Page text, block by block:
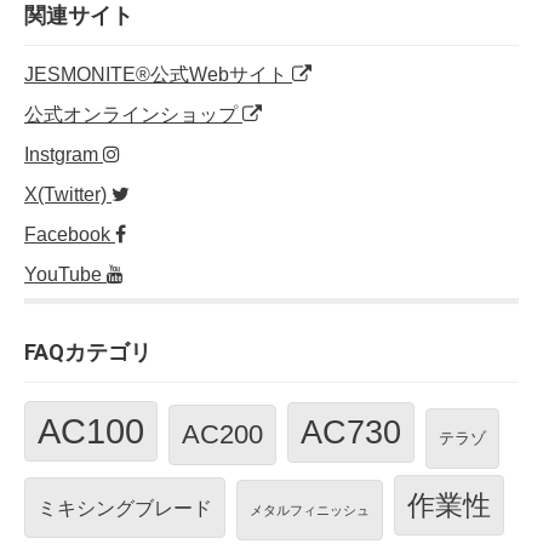
o
o
k
関連サイト
JESMONITE®公式Webサイト
公式オンラインショップ
Instgram
X(Twitter)
Facebook
YouTube
FAQカテゴリ
AC100 AC200 AC730 テラゾ
ミキシングブレード メタルフィニッシュ 作業性